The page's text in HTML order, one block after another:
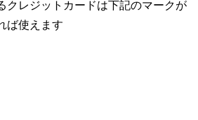
クレジットカードは下記のマークが
ば使えます